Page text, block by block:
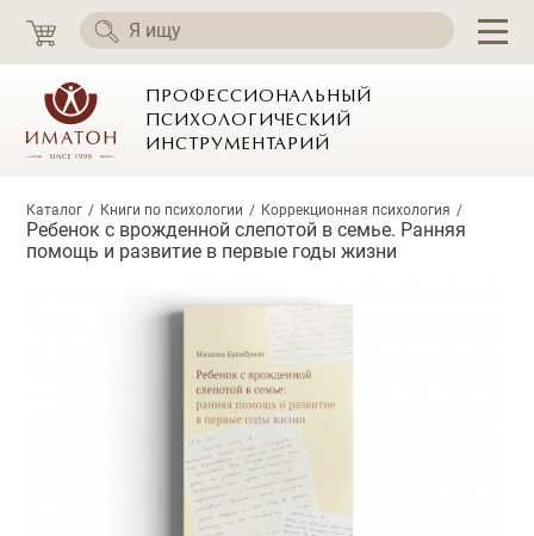
ПРОФЕССИОНАЛЬНЫЙ
ПСИХОЛОГИЧЕСКИЙ
ИНСТРУМЕНТАРИЙ
Каталог Книги по психологии Коррекционная психология
Ребенок с врожденной слепотой в семье. Ранняя
помощь и развитие в первые годы жизни